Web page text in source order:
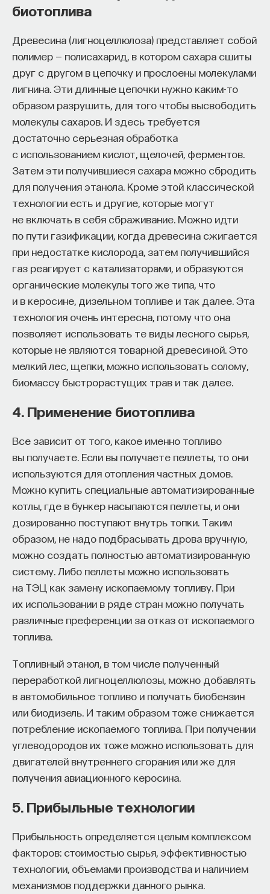
биотоплива
Древесина (лигноцеллюлоза) представляет собой
полимер — полисахарид, в котором сахара сшиты
друг с другом в цепочку и прослоены молекулами
лигнина. Эти длинные цепочки нужно каким-то
образом разрушить, для того чтобы высвободить
молекулы сахаров. И здесь требуется
достаточно серьезная обработка
с использованием кислот, щелочей, ферментов.
Затем эти получившиеся сахара можно сбродить
для получения этанола. Кроме этой классической
технологии есть и другие, которые могут
не включать в себя сбраживание. Можно идти
по пути газификации, когда древесина сжигается
при недостатке кислорода, затем получившийся
газ реагирует с катализаторами, и образуются
органические молекулы того же типа, что
и в керосине, дизельном топливе и так далее. Эта
технология очень интересна, потому что она
позволяет использовать те виды лесного сырья,
которые не являются товарной древесиной. Это
мелкий лес, щепки, можно использовать солому,
биомассу быстрорастущих трав и так далее.
4. Применение биотоплива
Все зависит от того, какое именно топливо
вы получаете. Если вы получаете пеллеты, то они
используются для отопления частных домов.
Можно купить специальные автоматизированные
котлы, где в бункер насыпаются пеллеты, и они
дозированно поступают внутрь топки. Таким
образом, не надо подбрасывать дрова вручную,
можно создать полностью автоматизированную
систему. Либо пеллеты можно использовать
на ТЭЦ как замену ископаемому топливу. При
их использовании в ряде стран можно получать
различные преференции за отказ от ископаемого
топлива.
Топливный этанол, в том числе полученный
переработкой лигноцеллюлозы, можно добавлять
в автомобильное топливо и получать биобензин
или биодизель. И таким образом тоже снижается
потребление ископаемого топлива. При получении
углеводородов их тоже можно использовать для
двигателей внутреннего сгорания или же для
получения авиационного керосина.
5. Прибыльные технологии
Прибыльность определяется целым комплексом
факторов: стоимостью сырья, эффективностью
технологии, объемами производства и наличием
механизмов поддержки данного рынка.
дистанции и реально влиять на будущее: на то,
экономика и как в целом будет разворачиваться
общество».
Знание нельзя просто передать
«Сама проблема гораздо старше, чем может
показаться. Если преподаватель выдает задание,
студент перепоручает его нейросети, а потом
просто приносит готовый текст, это лишь делает
старую проблему совсем уж неустранимой.
Но и привычная университетская схема, в которой
преподаватель что-то рассказал, студент что-то
записал, а затем попытался пересказать это
наизусть, тоже почти не оставляет места для
мысли. Знание не передается в готовом виде —
оно формируется. Нам долго казалось, что
преподаватель может просто хорошо и логично
изложить материал, а студент — зафиксировать
его и затем воспроизвести. Но самый важный
момент происходит потом, когда человек
остается один на один с этим материалом
и пытается что-то с ним сделать. И получается,
не в аудитории, а за ее пределами».
ИИ полезен не как костыль, а как
сложный собеседник
«Мы не наказываем студентов за использование
ИИ, потому что сам факт его использования еще
ничего не объясняет. Важно не то, что студент
обратился к ИИ, а то, как именно он это делает.
Если воспринимать ИИ просто как помощника,
ресурс или способ сэкономить усилия, студенты
чаще всего лишь снижают когнитивную
нагрузку — а университет вообще не для этого
создан. Они некритично делегируют агенту
самые разные задачи и переносят в эту
Но если использовать ИИ как сложного
собеседника, который заставляет уточнять
основания, спорить и продумывать собственную
позицию, тогда студент действительно
продвигается. Решающее значение имеет
не объем общения и не тип задания, а характер
самой коммуникации».
«Мыслить как учёный» — подкаст основателя
меняют мир. В каждом выпуске — разговоры
с исследователями, предпринимателями,
инвесторами и изобретателями. За десятки
эпизодов Ивар обсудил большие языковые